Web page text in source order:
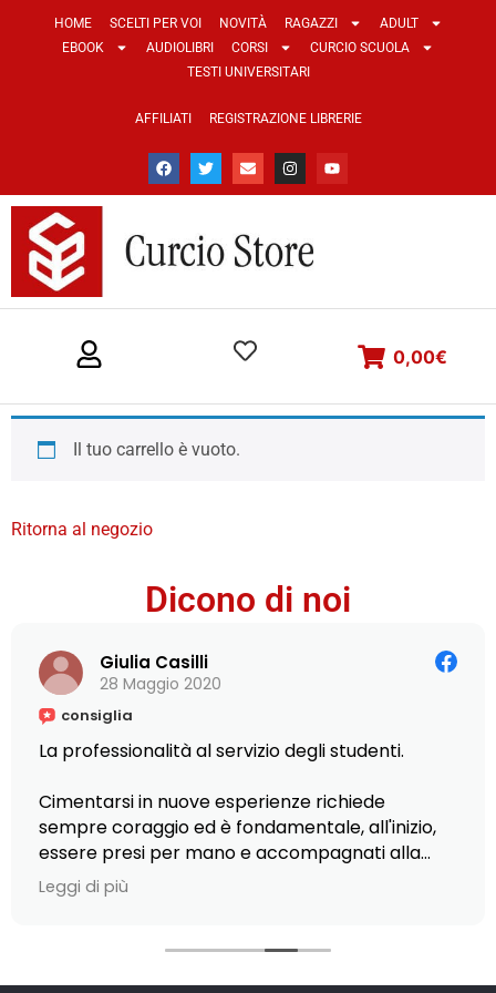
HOME SCELTI PER VOI NOVITÀ RAGAZZI
ADULT
EBOOK
AUDIOLIBRI CORSI
CURCIO SCUOLA
TESTI UNIVERSITARI
AFFILIATI REGISTRAZIONE LIBRERIE
0,00€
Il tuo carrello è vuoto.
Ritorna al negozio
Dicono di noi
Giulia Casilli
28 Maggio 2020
consiglia
La professionalità al servizio degli studenti.
Cimentarsi in nuove esperienze richiede
sempre coraggio ed è fondamentale, all'inizio,
essere presi per mano e accompagnati alla
scoperta di piccole e grandi opportunità.
Ciò è stato possibile presso L'Istituto Armando
in Editoria, scrittura e comunicazione: la
gentilezza del personale nel fornirmi ogni tipo di
Leggi di più